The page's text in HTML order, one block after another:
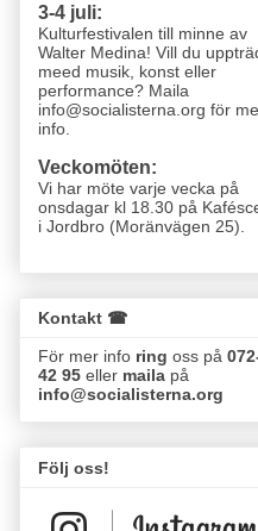
3-4 juli:
Kulturfestivalen till minne av
Walter Medina! Vill du
meed musik, konst eller
performance? Maila
info@socialisterna.org för
info.
Veckomöten:
Vi har möte varje vecka på
onsdagar kl 18.30 på
i Jordbro (Moränvägen 25)
Kontakt ☎
För mer info ring oss på
42 95 eller maila på
info@socialisterna.org
Följ oss!